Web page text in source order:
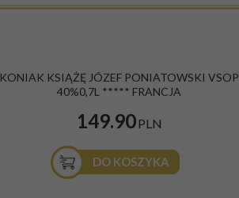
KONIAK KSIĄŻĘ JÓZEF PONIATOWSKI VSOP
40%0,7L ***** FRANCJA
149.90PLN
DO KOSZYKA